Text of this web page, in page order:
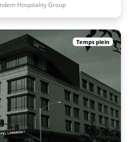
Hospitality Group
Temps plein